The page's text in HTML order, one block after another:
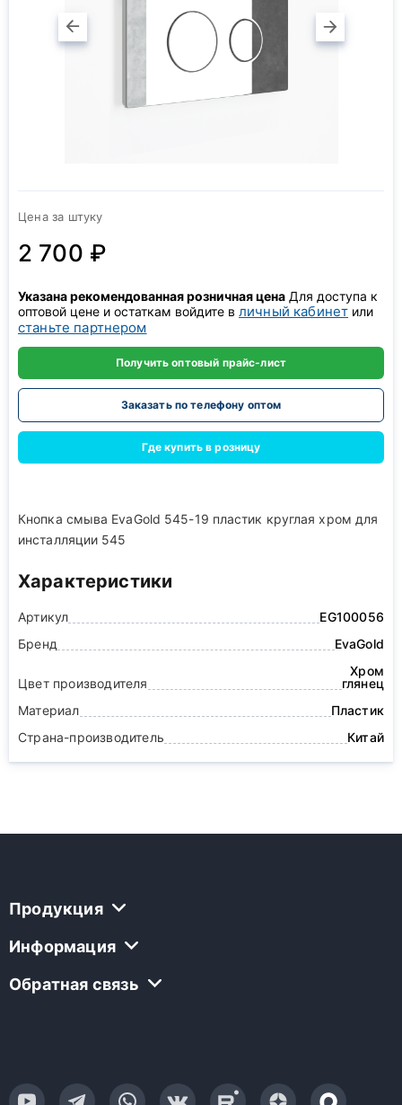
Цена за штуку
2 700 ₽
Указана рекомендованная розничная цена Для доступа к
оптовой цене и остаткам войдите в личный кабинет или
станьте партнером
Получить оптовый прайс-лист
Заказать по телефону оптом
Где купить в розницу
Кнопка смыва EvaGold 545-19 пластик круглая хром для
инсталляции 545
Характеристики
Артикул
EG100056
Бренд
EvaGold
Цвет производителя
Хром
глянец
Материал
Пластик
Страна-производитель
Китай
Продукция
Информация
Обратная связь